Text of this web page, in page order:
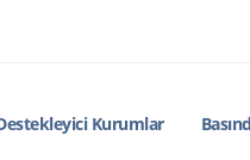
Kurumlar